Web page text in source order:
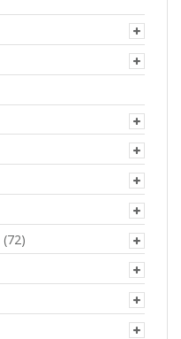
(72)